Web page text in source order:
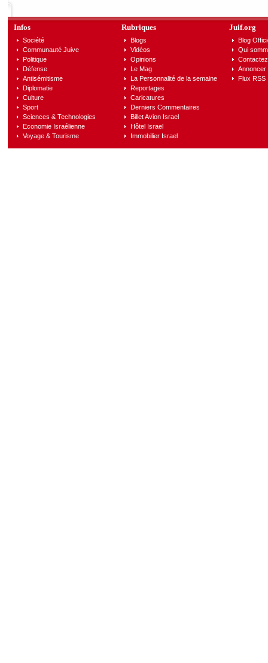
Infos
Société
Communauté Juive
Politique
Défense
Antisémitisme
Diplomatie
Culture
Sport
Sciences & Technologies
Economie Israélienne
Voyage & Tourisme
Rubriques
Blogs
Vidéos
Opinions
Le Mag
La Personnalité de la semaine
Reportages
Caricatures
Derniers Commentaires
Billet Avion Israel
Hôtel Israel
Immobilier Israel
Juif.org
Blog
Qui
Annoncer
Flux RSS